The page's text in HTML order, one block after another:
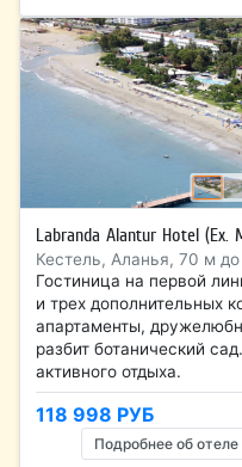
Labranda Alantur Hotel (Ex.
Кестель, Аланья, 70 м
Гостиница на первой
и трех дополнительных
апартаменты,
разбит ботанический
активного отдыха.
118 998 РУБ
Подробнее об отеле